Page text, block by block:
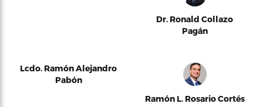
Dr. Ronald Collazo
Pagán
Lcdo. Ramón Alejandro
Pabón
Ramón L. Rosario Cortés